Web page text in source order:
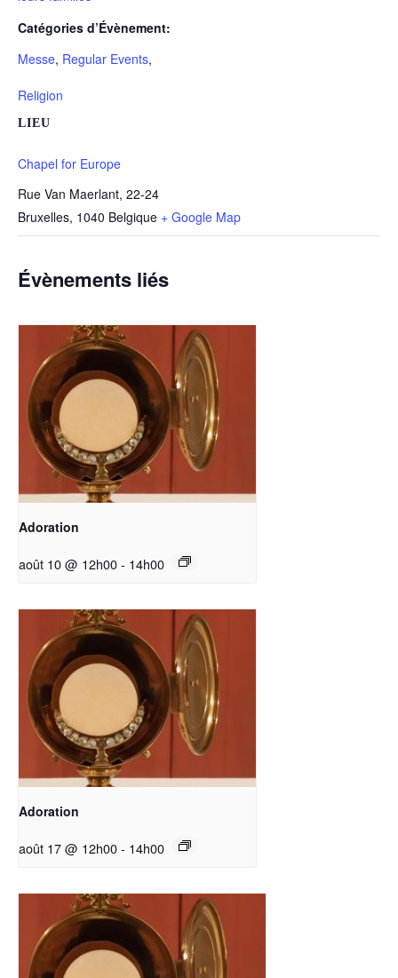
Catégories d’Évènement:
Messe, Regular Events,
Religion
LIEU
Chapel for Europe
Rue Van Maerlant, 22-24
Bruxelles, 1040 Belgique + Google Map
Évènements liés
Adoration
août 10 @ 12h00- 14h00
Adoration
août 17 @ 12h00- 14h00